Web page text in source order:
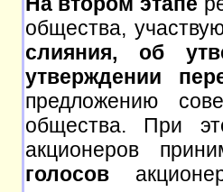
общества,
слияния, об
утверждении
предложению
общества. При
акционеров
голосов